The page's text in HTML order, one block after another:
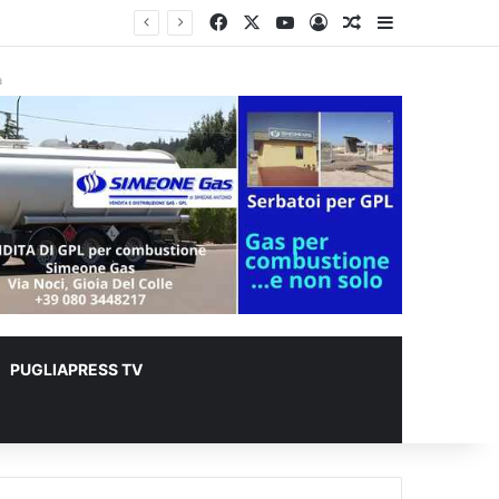
FacebookYou TubeAccediUn articolo a
PUGLIAPRESS TV